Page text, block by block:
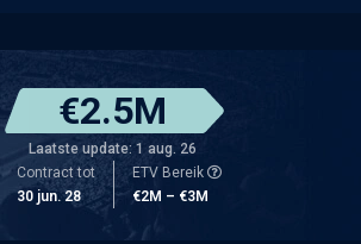
€2.5M
Laatste update: 1 aug. 26
Contract tot
30 jun. 28
ETV Bereik
€2M – €3M